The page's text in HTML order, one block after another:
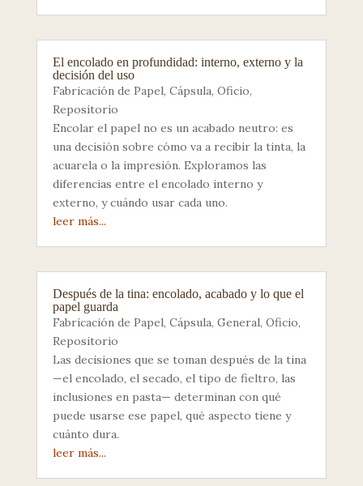
El encolado en profundidad: interno, externo y la
decisión del uso
Fabricación de Papel, Cápsula, Oficio,
Repositorio
Encolar el papel no es un acabado neutro: es
una decisión sobre cómo va a recibir la tinta, la
acuarela o la impresión. Exploramos las
diferencias entre el encolado interno y
externo, y cuándo usar cada uno.
leer más...
Después de la tina: encolado, acabado y lo que el
papel guarda
Fabricación de Papel, Cápsula, General, Oficio,
Repositorio
Las decisiones que se toman después de la tina
—el encolado, el secado, el tipo de fieltro, las
inclusiones en pasta— determinan con qué
puede usarse ese papel, qué aspecto tiene y
cuánto dura.
leer más...